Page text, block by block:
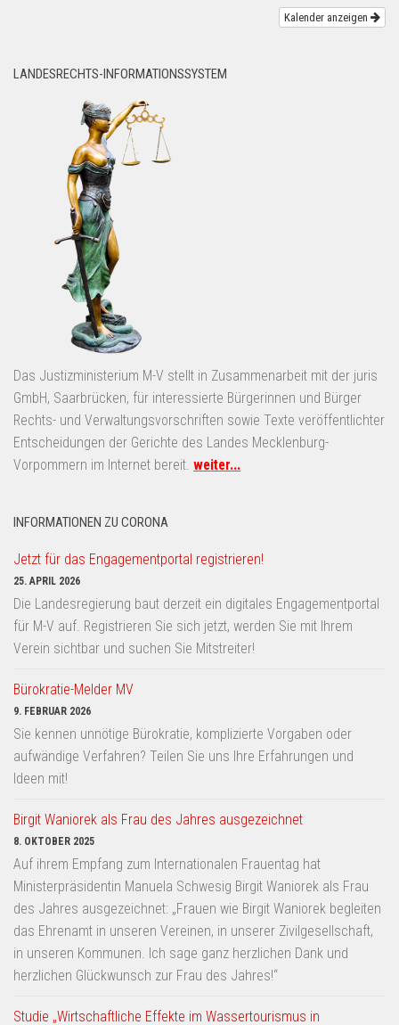
Kalender anzeigen
LANDESRECHTS-INFORMATIONSSYSTEM
Das Justizministerium M-V stellt in Zusammenarbeit mit der juris
GmbH, Saarbrücken, für interessierte Bürgerinnen und Bürger
Rechts- und Verwaltungsvorschriften sowie Texte veröffentlichter
Entscheidungen der Gerichte des Landes Mecklenburg-
Vorpommern im Internet bereit. weiter...
INFORMATIONEN ZU CORONA
Jetzt für das Engagementportal registrieren!
25. APRIL 2026
Die Landesregierung baut derzeit ein digitales Engagementportal
für M-V auf. Registrieren Sie sich jetzt, werden Sie mit Ihrem
Verein sichtbar und suchen Sie Mitstreiter!
Bürokratie-Melder MV
9. FEBRUAR 2026
Sie kennen unnötige Bürokratie, komplizierte Vorgaben oder
aufwändige Verfahren? Teilen Sie uns Ihre Erfahrungen und
Ideen mit!
Birgit Waniorek als Frau des Jahres ausgezeichnet
8. OKTOBER 2025
Auf ihrem Empfang zum Internationalen Frauentag hat
Ministerpräsidentin Manuela Schwesig Birgit Waniorek als Frau
des Jahres ausgezeichnet: „Frauen wie Birgit Waniorek begleiten
das Ehrenamt in unseren Vereinen, in unserer Zivilgesellschaft,
in unseren Kommunen. Ich sage ganz herzlichen Dank und
herzlichen Glückwunsch zur Frau des Jahres!“
Studie „Wirtschaftliche Effekte im Wassertourismus in